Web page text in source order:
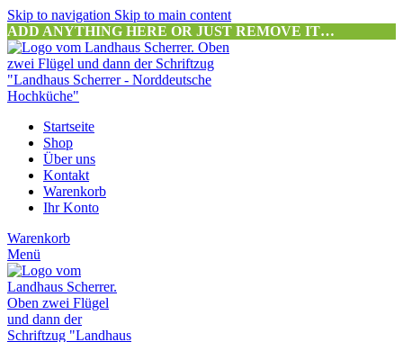
Skip to navigation Skip to main content
ADD ANYTHING HERE OR JUST REMOVE IT…
Startseite
Shop
Über uns
Kontakt
Warenkorb
Ihr Konto
Warenkorb
Menü